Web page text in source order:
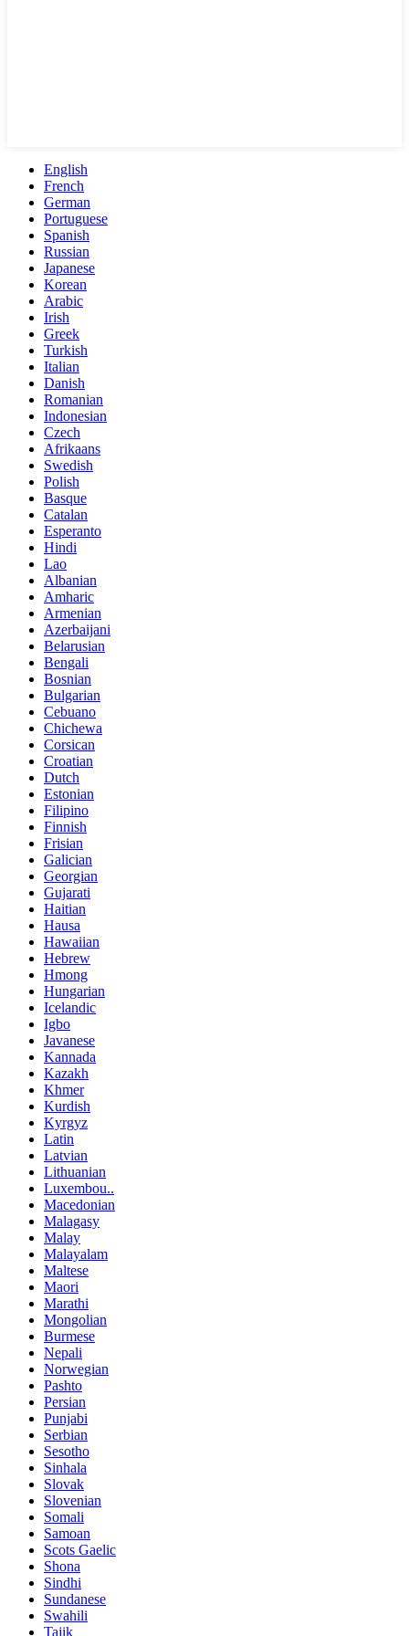
English
French
German
Portuguese
Spanish
Russian
Japanese
Korean
Arabic
Irish
Greek
Turkish
Italian
Danish
Romanian
Indonesian
Czech
Afrikaans
Swedish
Polish
Basque
Catalan
Esperanto
Hindi
Lao
Albanian
Amharic
Armenian
Azerbaijani
Belarusian
Bengali
Bosnian
Bulgarian
Cebuano
Chichewa
Corsican
Croatian
Dutch
Estonian
Filipino
Finnish
Frisian
Galician
Georgian
Gujarati
Haitian
Hausa
Hawaiian
Hebrew
Hmong
Hungarian
Icelandic
Igbo
Javanese
Kannada
Kazakh
Khmer
Kurdish
Kyrgyz
Latin
Latvian
Lithuanian
Luxembou..
Macedonian
Malagasy
Malay
Malayalam
Maltese
Maori
Marathi
Mongolian
Burmese
Nepali
Norwegian
Pashto
Persian
Punjabi
Serbian
Sesotho
Sinhala
Slovak
Slovenian
Somali
Samoan
Scots Gaelic
Shona
Sindhi
Sundanese
Swahili
Tajik